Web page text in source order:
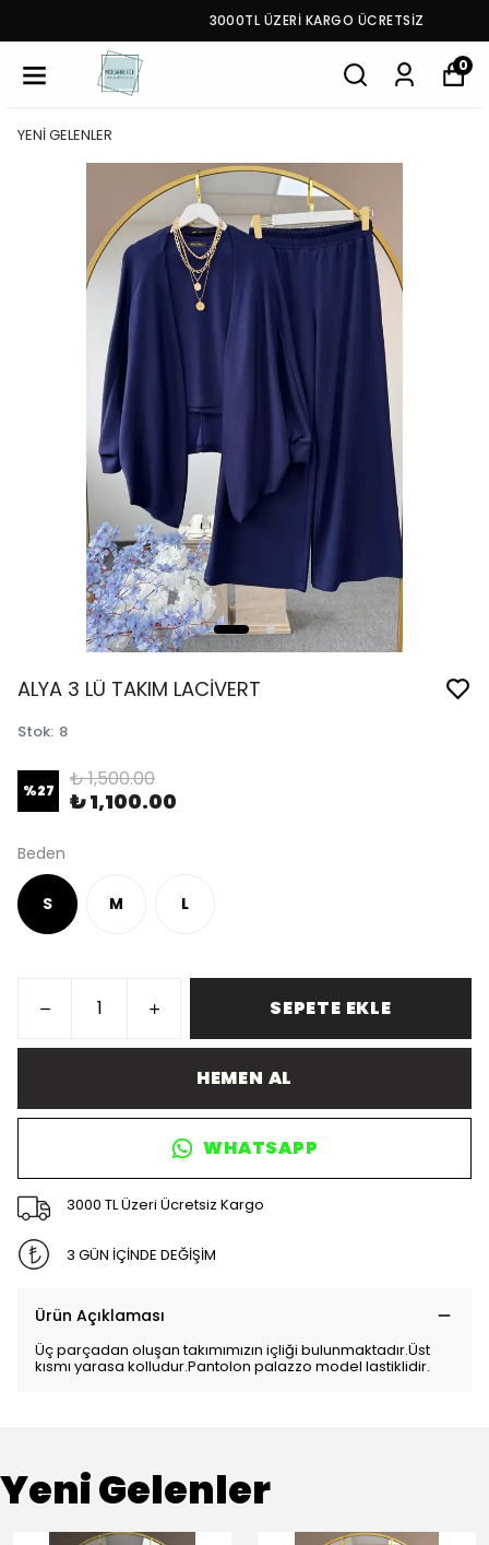
3000TL ÜZERİ KARGO ÜCRETSİZ
0
YENİ GELENLER
ALYA 3 LÜ TAKIM LACİVERT
Stok: 8
%27 ₺ 1,500.00
₺ 1,100.00
Beden
S M L
SEPETE EKLE
HEMEN AL
WHATSAPP
3000 TL Üzeri Ücretsiz Kargo
3 GÜN İÇİNDE DEĞİŞİM
Ürün Açıklaması
Üç parçadan oluşan takımımızın içliği bulunmaktadır.Üst
kısmı yarasa kolludur.Pantolon palazzo model lastiklidir.
Yeni Gelenler